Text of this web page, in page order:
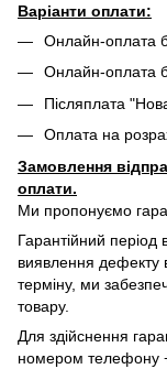
Варіанти оплати:
Онлайн-оплата
Онлайн-оплата
Післяплата
Оплата на
Замовлення
оплати.
Ми пропонуємо
Гарантійний період
виявлення дефекту
терміну, ми
товару.
Для здійснення
номером телефону